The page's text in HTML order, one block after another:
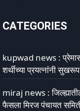
CATEGORIES
kupwad news :
शर्थीच्या प्रयत्नांनी
miraj news :
फैसला मिरज पंचायत